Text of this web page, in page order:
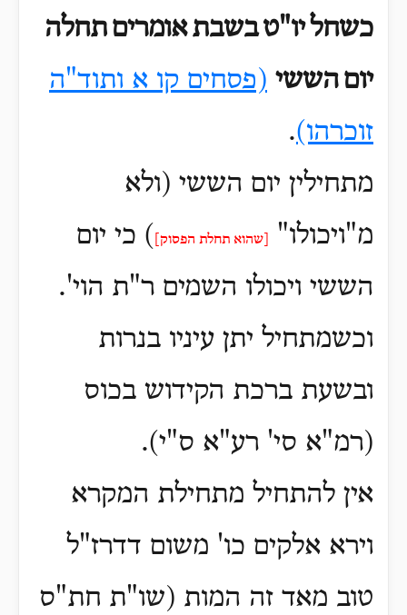
כשחליו"טבשבתאומריםתחלה
יוםהששי (פסחים קו א ותוד"ה
זוכרהו).
מתחילין יום הששי (ולא
מ"ויכולו"
[שהוא תחלת הפסוק]
) כי יום
הששי ויכולו השמים ר"ת הוי'.
וכשמתחיל יתן עיניו בנרות
ובשעת ברכת הקידוש בכוס
(רמ"א סי' רע"א ס"י).
אין להתחיל מתחילת המקרא
וירא אלקים כו' משום דדרז"ל
טוב מאד זה המות (שו"ת חת"ס